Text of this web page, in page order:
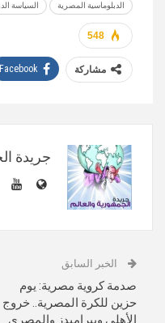
الدبلوماسية المصرية السياسة
548
مشاركة Facebook
جريدة
الخبر السابق
صدمة كروية مصرية: يوم
حزين للكرة المصرية.. خروج
الأهلي وبيراميدز والمصري